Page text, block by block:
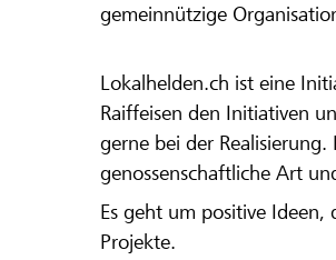
gemeinnützige
Lokalhelden.ch ist eine
Raiffeisen den Initiativen
gerne bei der
genossenschaftliche Art
Es geht um positive
Projekte.